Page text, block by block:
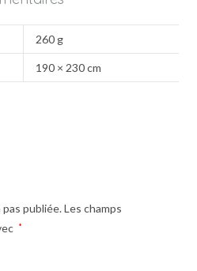
260 g
190 × 230 cm
publiée. Les champs
*